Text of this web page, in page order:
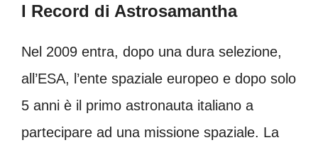
I Record di Astrosamantha
Nel 2009 entra, dopo una dura selezione,
all’ESA, l’ente spaziale europeo e dopo solo
5 anni è il primo astronauta italiano a
partecipare ad una missione spaziale. La